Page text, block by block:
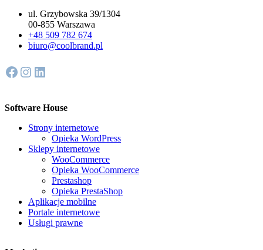
ul. Grzybowska 39/1304
00-855 Warszawa
+48 509 782 674
biuro@coolbrand.pl
Facebook Instagram LinkedIn
Software House
Strony internetowe
Opieka WordPress
Sklepy internetowe
WooCommerce
Opieka WooCommerce
Prestashop
Opieka PrestaShop
Aplikacje mobilne
Portale internetowe
Usługi prawne